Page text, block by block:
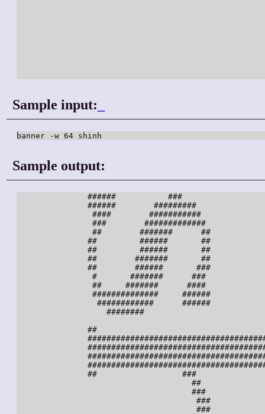
Sample input:
banner -w 64 shinh
Sample output:
               ######           ###
               ######        #########
                ####        ###########
                ###        #############
                ##        #######      ##
               ##         ######       ##
               ##         ######       ##
               ##        #######       ##
               ##        ######       ###
                #       #######      ###
                ##     #######      ####
                ##############     ######
                 ############      ######
                   ########
##
               ##                  ###
                                     ##
                                     ###
                                      ###
                                      ###